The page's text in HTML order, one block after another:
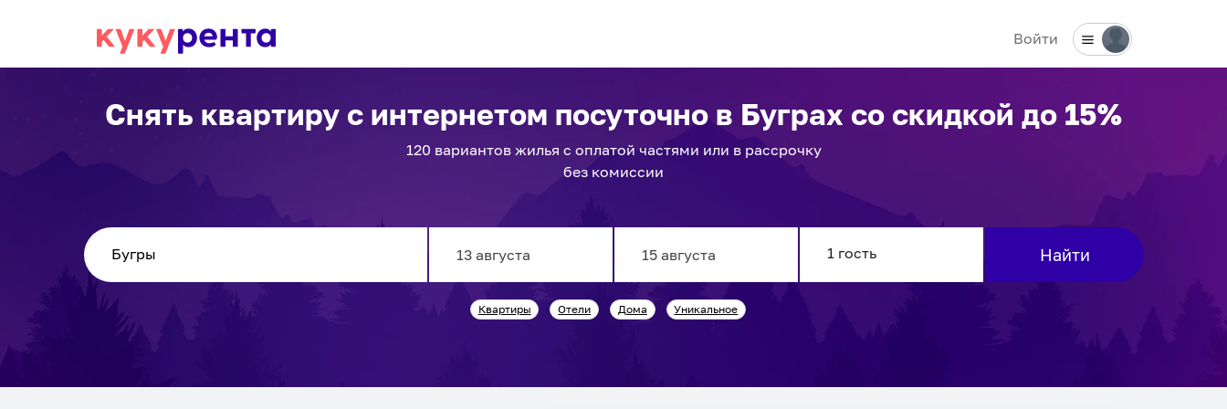
Войти
Снять квартиру с интернетом посуточно в Буграх со скидкой до 15%
120 вариантовжилья с оплатой частями или в рассрочку
без комиссии
forward
backward
Найти
Квартиры Отели Дома Уникальное